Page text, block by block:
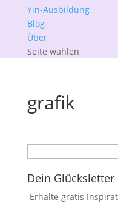
Yin-Ausbildung
Blog
Über
Seite wählen
grafik
Dein Glücksletter
Erhalte gratis